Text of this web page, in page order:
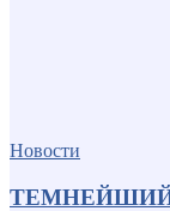
Новости
ТЕМНЕЙШИЙ: